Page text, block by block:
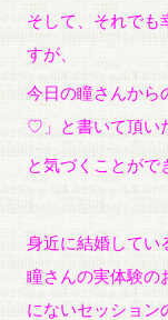
そして、それでも
すが、
今日の瞳さんから
♡」と書いて頂い
と気づくことがで
身近に結婚してい
瞳さんの実体験の
にないセッション